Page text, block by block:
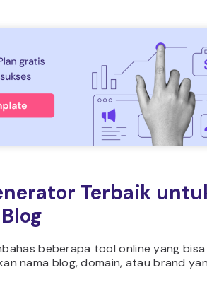
Terbaik
beberapa tool online yang
nama blog, domain, atau brand